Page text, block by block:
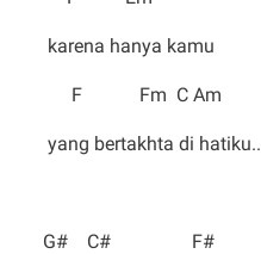
karena hanya kamu
F Fm C Am
yang bertakhta di hatiku..
G# C# F#